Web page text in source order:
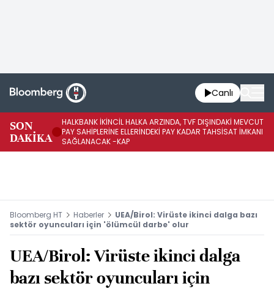
Canlı
SON
DAKİKA
HALKBANK İKİNCİL HALKA ARZINDA, TVF DIŞINDAKİ MEVCUT
PAY SAHİPLERİNE ELLERİNDEKİ PAY KADAR TAHSİSAT İMKANI
SAĞLANACAK -KAP
Bloomberg HT Haberler
UEA/Birol: Virüste ikinci dalga bazı
sektör oyuncuları için 'ölümcül darbe' olur
UEA/Birol: Virüste ikinci dalga
bazı sektör oyuncuları için